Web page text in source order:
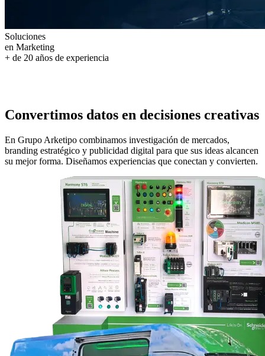
Soluciones
en Marketing
+ de 20 años de experiencia
Convertimos datos en decisiones creativas
En Grupo Arketipo combinamos investigación de mercados,
branding estratégico y publicidad digital para que sus ideas alcancen
su mejor forma. Diseñamos experiencias que conectan y convierten.